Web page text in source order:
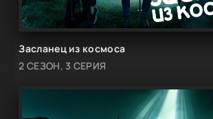
Засланец из космоса
2 СЕЗОН, 3 СЕРИЯ